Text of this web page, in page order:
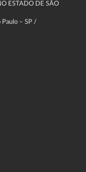
ESTADO DE SÃO
Paulo – SP /